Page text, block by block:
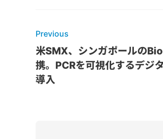
Previous
米SMX、シンガポールの
携。PCRを可視化するデジ
導入